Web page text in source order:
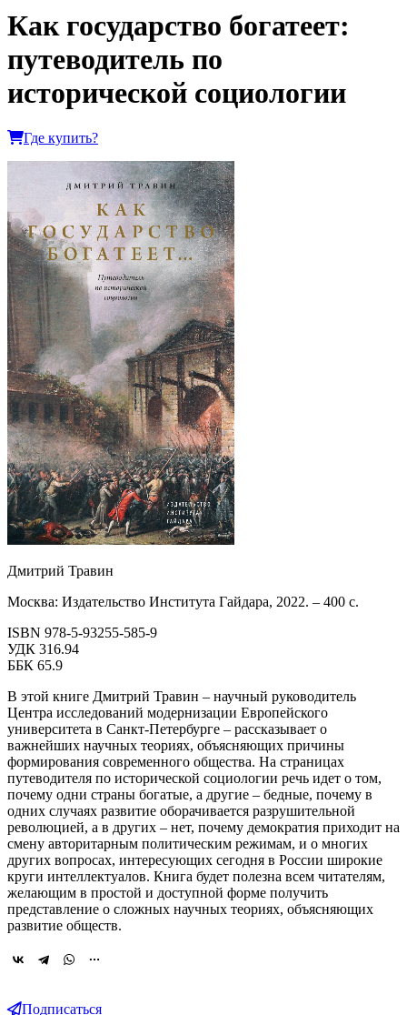
Как государство богатеет:
путеводитель по
исторической социологии
Где купить?
Дмитрий Травин
Москва: Издательство Института Гайдара, 2022. – 400 с.
ISBN 978-5-93255-585-9
УДК 316.94
ББК 65.9
В этой книге Дмитрий Травин – научный руководитель
Центра исследований модернизации Европейского
университета в Санкт-Петербурге – рассказывает о
важнейших научных теориях, объясняющих причины
формирования современного общества. На страницах
путеводителя по исторической социологии речь идет о том,
почему одни страны богатые, а другие – бедные, почему в
одних случаях развитие оборачивается разрушительной
революцией, а в других – нет, почему демократия приходит на
смену авторитарным политическим режимам, и о многих
других вопросах, интересующих сегодня в России широкие
круги интеллектуалов. Книга будет полезна всем читателям,
желающим в простой и доступной форме получить
представление о сложных научных теориях, объясняющих
развитие обществ.
Подписаться